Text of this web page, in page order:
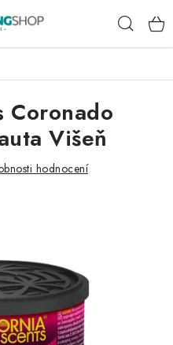
Coronado
Višeň
hodnocení